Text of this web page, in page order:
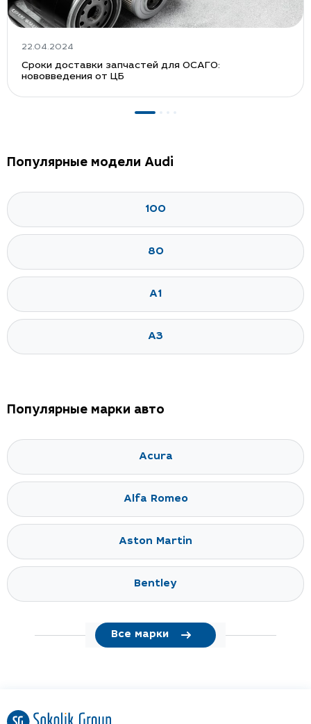
22.04.2024
Сроки доставки запчастей для ОСАГО:
нововведения от ЦБ
Популярные модели Audi
100
80
A1
A3
Популярные марки авто
Acura
Alfa Romeo
Aston Martin
Bentley
Все марки